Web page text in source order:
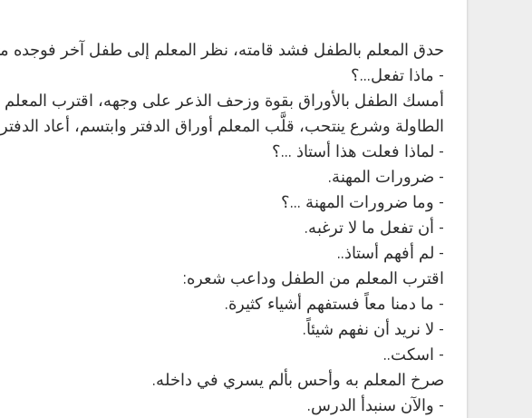
حدق المعلم بالطفل فشد قامته، نظر المعلم إلى طفل آخر فوجده
- ماذا تفعل...؟
أمسك الطفل بالأوراق بقوة وزحف الذعر على وجهه، اقترب
الطاولة وشرع ينتحب، قلَّب المعلم أوراق الدفتر وابتسم، أعاد
- لماذا فعلت هذا أستاذ ...؟
- ضرورات المهنة.
- وما ضرورات المهنة ...؟
- أن تفعل ما لا ترغبه.
- لم أفهم أستاذ..
اقترب المعلم من الطفل وداعب شعره:
- ما دمنا معاً فستفهم أشياء كثيرة.
- لا نريد أن نفهم شيئاً.
- اسكت..
صرخ المعلم به وأحس بألم يسري في داخله.
- والآن سنبدأ الدرس.